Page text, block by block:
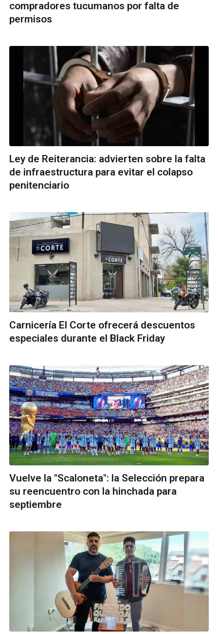
compradores tucumanos por falta de
permisos
Ley de Reiterancia: advierten sobre la falta
de infraestructura para evitar el colapso
penitenciario
Carnicería El Corte ofrecerá descuentos
especiales durante el Black Friday
Vuelve la "Scaloneta": la Selección prepara
su reencuentro con la hinchada para
septiembre